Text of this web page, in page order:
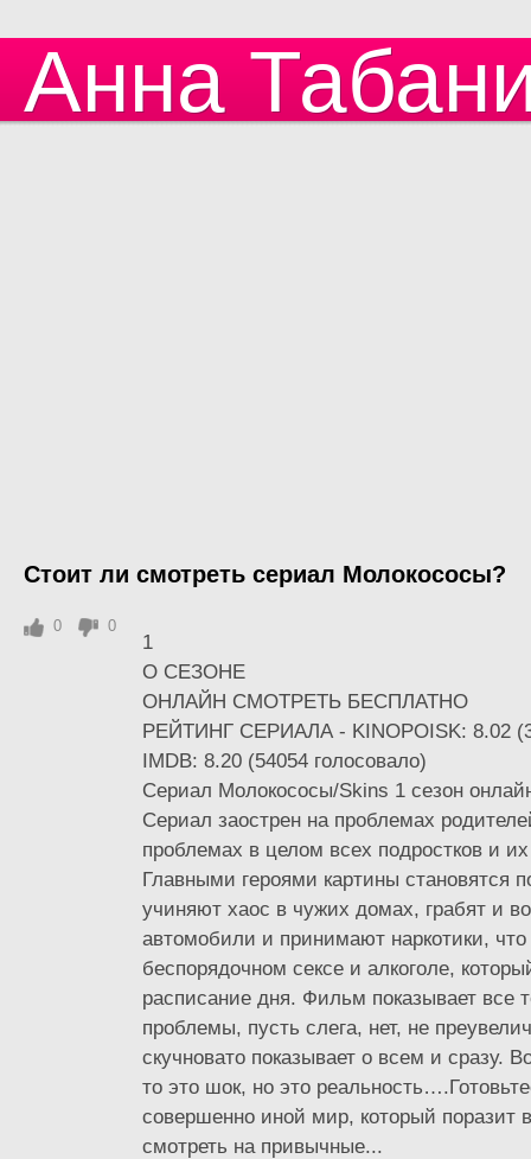
Анна
Стоит ли смотреть сериал Молокососы?
1
О СЕЗОНЕ
ОНЛАЙН СМОТРЕТЬ БЕСПЛАТНО
РЕЙТИНГ СЕРИАЛА - KINOPOISK: 8.02
IMDB: 8.20 (54054 голосовало)
Сериал Молокососы/Skins 1 сезон
Сериал заострен на проблемах
проблемах в целом всех подростков и
Главными героями картины становятся
учиняют хаос в чужих домах, грабят и
автомобили и принимают наркотики, что
беспорядочном сексе и алкоголе,
расписание дня. Фильм показывает все
проблемы, пусть слега, нет, не
скучновато показывает о всем и сразу.
то это шок, но это
совершенно иной мир, который поразит
смотреть на привычные...
0 0